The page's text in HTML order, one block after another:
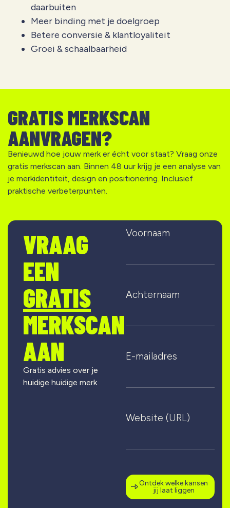
daarbuiten
Meer binding met je doelgroep
Betere conversie & klantloyaliteit
Groei & schaalbaarheid
GRATIS MERKSCAN
AANVRAGEN?
Benieuwd hoe jouw merk er écht voor staat? Vraag onze
gratis merkscan aan. Binnen 48 uur krijg je een analyse van
je merkidentiteit, design en positionering. Inclusief
praktische verbeterpunten.
VRAAG
EEN
GRATIS
MERKSCAN
AAN
Gratis advies over je
huidige huidige merk
Voornaam
Achternaam
E-mailadres
Website (URL)
Ontdek welke kansen
jij laat liggen